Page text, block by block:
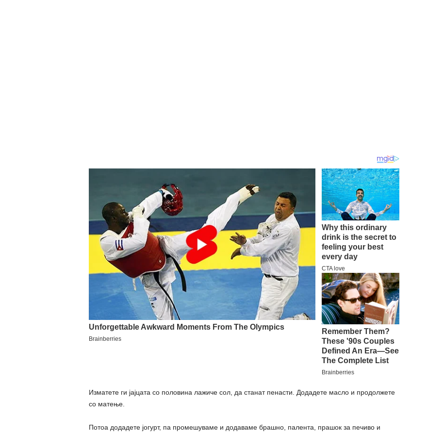
Изматете ги јајцата со половина лажиче сол, да станат пенасти. Додадете масло и продолжете
со матење.
Потоа додадете јогурт, па промешуваме и додаваме брашно, палента, прашок за печиво и